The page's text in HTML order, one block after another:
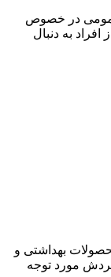
عمومی در خصوص
به دنبال
بهداشتی و
مورد توجه